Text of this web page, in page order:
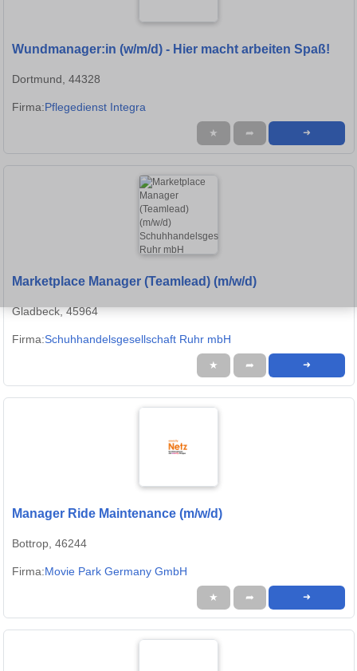
Wundmanager:in (w/m/d) - Hier macht arbeiten Spaß!
Dortmund, 44328
Firma:Pflegedienst Integra
★ ➦ ➜
Marketplace Manager (Teamlead) (m/w/d)
Gladbeck, 45964
Firma:Schuhhandelsgesellschaft Ruhr mbH
★ ➦ ➜
Manager Ride Maintenance (m/w/d)
Bottrop, 46244
Firma:Movie Park Germany GmbH
★ ➦ ➜